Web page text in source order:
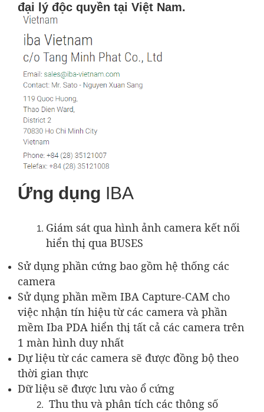
đại lý độc quyền tại Việt Nam.
Ứng dụng IBA
Giám sát qua hình ảnh camera kết nối
hiển thị qua BUSES
Sử dụng phần cứng bao gồm hệ thống các
camera
Sử dụng phần mềm IBA Capture-CAM cho
việc nhận tín hiệu từ các camera và phần
mềm Iba PDA hiển thị tất cả các camera trên
1 màn hình duy nhất
Dự liệu từ các camera sẽ được đồng bộ theo
thời gian thực
Dữ liệu sẽ được lưu vào ổ cứng
Thu thu và phân tích các thông số